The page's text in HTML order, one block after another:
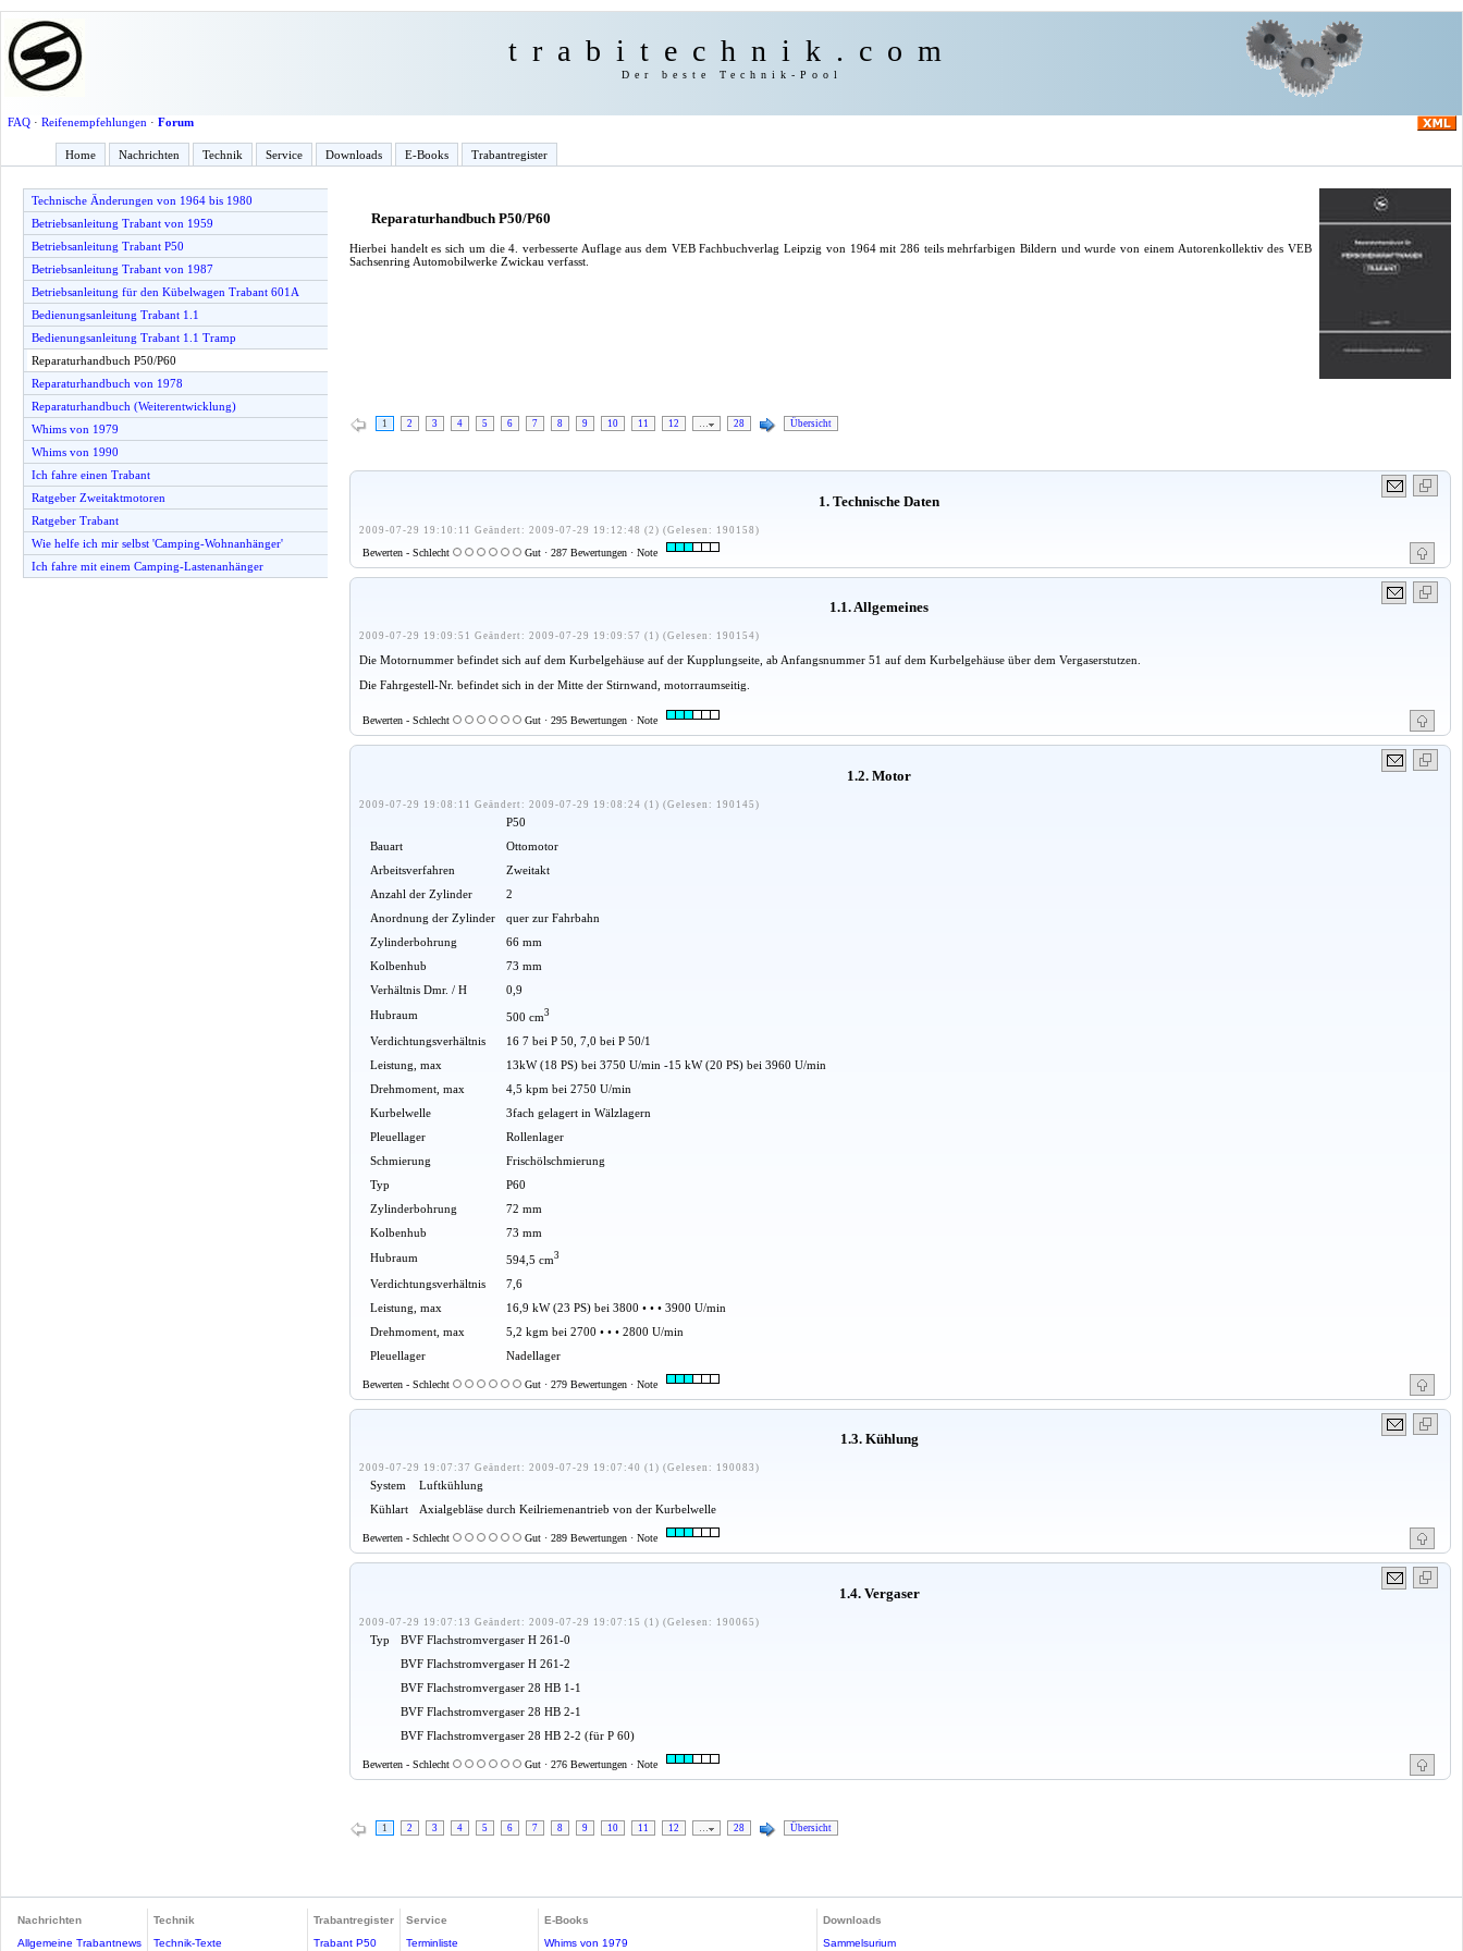
trabitechnik.com
Der beste Technik-Pool
FAQ· Reifenempfehlungen · Forum
Home Nachrichten Technik Service Downloads E-Books Trabantregister
Technische Änderungen von 1964 bis 1980
Betriebsanleitung Trabant von 1959
Betriebsanleitung Trabant P50
Betriebsanleitung Trabant von 1987
Betriebsanleitung für den Kübelwagen Trabant 601A
Bedienungsanleitung Trabant 1.1
Bedienungsanleitung Trabant 1.1 Tramp
Reparaturhandbuch P50/P60
Reparaturhandbuch von 1978
Reparaturhandbuch (Weiterentwicklung)
Whims von 1979
Whims von 1990
Ich fahre einen Trabant
Ratgeber Zweitaktmotoren
Ratgeber Trabant
Wie helfe ich mir selbst 'Camping-Wohnanhänger'
Ich fahre mit einem Camping-Lastenanhänger
Reparaturhandbuch P50/P60
Hierbei handelt es sich um die 4. verbesserte Auflage aus dem VEB Fachbuchverlag Leipzig von 1964 mit 286 teils mehrfarbigen Bildern und wurde von einem Autorenkollektiv des VEB
Sachsenring Automobilwerke Zwickau verfasst.
1 2 3 4 5 6 7 8 9 10 11 12 … 28 Übersicht
1. Technische Daten
2009-07-29 19:10:11 Geändert: 2009-07-29 19:12:48 (2) (Gelesen: 190158)
Bewerten - Schlecht Gut · 287 Bewertungen · Note
1.1. Allgemeines
2009-07-29 19:09:51 Geändert: 2009-07-29 19:09:57 (1) (Gelesen: 190154)
Die Motornummer befindet sich auf dem Kurbelgehäuse auf der Kupplungseite, ab Anfangsnummer 51 auf dem Kurbelgehäuse über dem Vergaserstutzen.
Die Fahrgestell-Nr. befindet sich in der Mitte der Stirnwand, motorraumseitig.
Bewerten - Schlecht Gut · 295 Bewertungen · Note
1.2. Motor
2009-07-29 19:08:11 Geändert: 2009-07-29 19:08:24 (1) (Gelesen: 190145)
P50
Bauart
Ottomotor
Arbeitsverfahren
Zweitakt
Anzahl der Zylinder
2
Anordnung der Zylinder
quer zur Fahrbahn
Zylinderbohrung
66 mm
Kolbenhub
73 mm
Verhältnis Dmr. / H
0,9
Hubraum
500 cm3
Verdichtungsverhältnis
16 7 bei P 50, 7,0 bei P 50/1
Leistung, max
13kW (18 PS) bei 3750 U/min -15 kW (20 PS) bei 3960 U/min
Drehmoment, max
4,5 kpm bei 2750 U/min
Kurbelwelle
3fach gelagert in Wälzlagern
Pleuellager
Rollenlager
Schmierung
Frischölschmierung
Typ
P60
Zylinderbohrung
72 mm
Kolbenhub
73 mm
Hubraum
594,5 cm3
Verdichtungsverhältnis
7,6
Leistung, max
16,9 kW (23 PS) bei 3800 • • • 3900 U/min
Drehmoment, max
5,2 kgm bei 2700 • • • 2800 U/min
Pleuellager
Nadellager
Bewerten - Schlecht Gut · 279 Bewertungen · Note
1.3. Kühlung
2009-07-29 19:07:37 Geändert: 2009-07-29 19:07:40 (1) (Gelesen: 190083)
System
Luftkühlung
Kühlart
Axialgebläse durch Keilriemenantrieb von der Kurbelwelle
Bewerten - Schlecht Gut · 289 Bewertungen · Note
1.4. Vergaser
2009-07-29 19:07:13 Geändert: 2009-07-29 19:07:15 (1) (Gelesen: 190065)
Typ
BVF Flachstromvergaser H 261-0
BVF Flachstromvergaser H 261-2
BVF Flachstromvergaser 28 HB 1-1
BVF Flachstromvergaser 28 HB 2-1
BVF Flachstromvergaser 28 HB 2-2 (für P 60)
Bewerten - Schlecht Gut · 276 Bewertungen · Note
1 2 3 4 5 6 7 8 9 10 11 12 … 28 Übersicht
Nachrichten
Allgemeine Trabantnews
Technik
Technik-Texte
Trabantregister
Trabant P50
Service
Terminliste
E-Books
Whims von 1979
Downloads
Sammelsurium